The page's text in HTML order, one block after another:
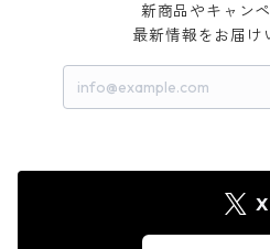
新商品やキャン
最新情報をお届け
X